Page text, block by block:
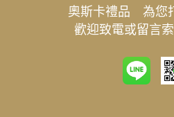
奧斯卡禮品 為您
歡迎致電或留言